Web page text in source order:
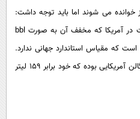
خوانده می شوند اما باید توجه داشت:
آمریکا که مخفف آن به صورت bbl
که مقیاس استاندارد جهانی ندارد.
در آمریکا یک بشکه نفت معادل 42 گالن آمریکایی بوده که خود برابر 159 لیتر